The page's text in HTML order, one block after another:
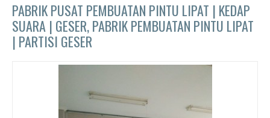
PABRIK PUSAT PEMBUATAN PINTU LIPAT | KEDAP
SUARA | GESER, PABRIK PEMBUATAN PINTU LIPAT
| PARTISI GESER